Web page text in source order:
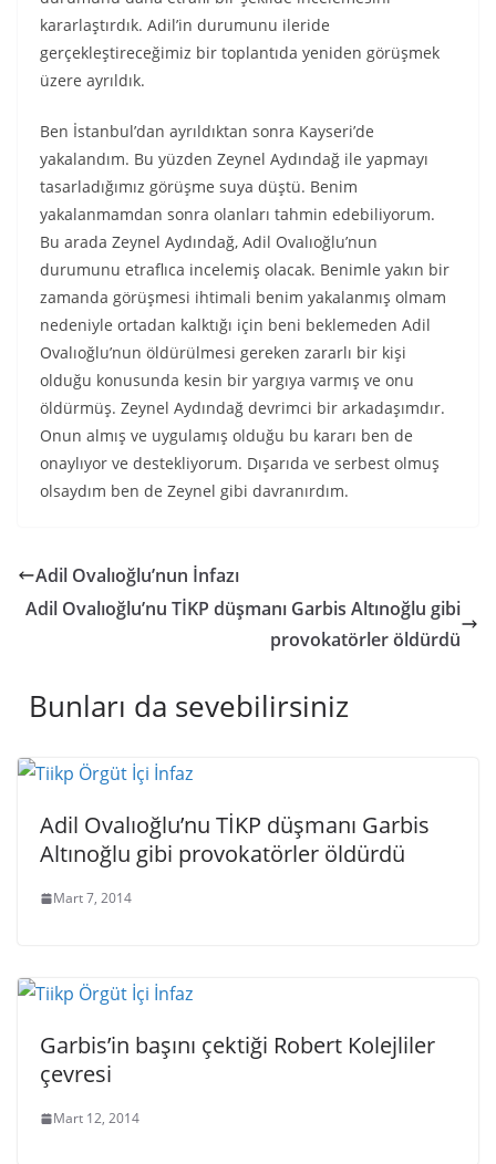
kararlaştırdık. Adil’in durumunu ileride
gerçekleştireceğimiz bir toplantıda yeniden görüşmek
üzere ayrıldık.
Ben İstanbul’dan ayrıldıktan sonra Kayseri’de
yakalandım. Bu yüzden Zeynel Aydındağ ile yapmayı
tasarladığımız görüşme suya düştü. Benim
yakalanmamdan sonra olanları tahmin edebiliyorum.
Bu arada Zeynel Aydındağ, Adil Ovalıoğlu’nun
durumunu etraflıca incelemiş olacak. Benimle yakın bir
zamanda görüşmesi ihtimali benim yakalanmış olmam
nedeniyle ortadan kalktığı için beni beklemeden Adil
Ovalıoğlu’nun öldürülmesi gereken zararlı bir kişi
olduğu konusunda kesin bir yargıya varmış ve onu
öldürmüş. Zeynel Aydındağ devrimci bir arkadaşımdır.
Onun almış ve uygulamış olduğu bu kararı ben de
onaylıyor ve destekliyorum. Dışarıda ve serbest olmuş
olsaydım ben de Zeynel gibi davranırdım.
Adil Ovalıoğlu’nun İnfazı
Adil Ovalıoğlu’nu TİKP düşmanı Garbis Altınoğlu gibi
provokatörler öldürdü
Bunları da sevebilirsiniz
Adil Ovalıoğlu’nu TİKP düşmanı Garbis
Altınoğlu gibi provokatörler öldürdü
Mart 7, 2014
Garbis’in başını çektiği Robert Kolejliler
çevresi
Mart 12, 2014